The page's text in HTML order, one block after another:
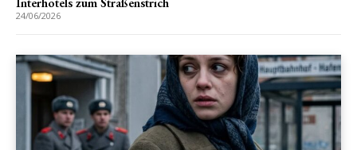
24/06/2026